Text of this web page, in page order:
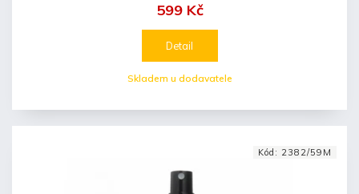
Skladem u dodavatele
599 Kč
Detail
Kód: 2382/59M